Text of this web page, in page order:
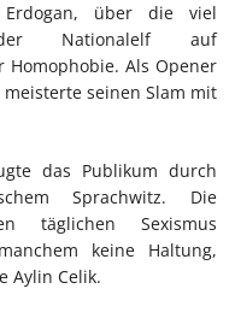
über die viel
Nationalelf auf
Homophobie. Als Opener
seinen Slam mit
das Publikum durch
Sprachwitz. Die
täglichen Sexismus
keine Haltung,
Aylin Celik.